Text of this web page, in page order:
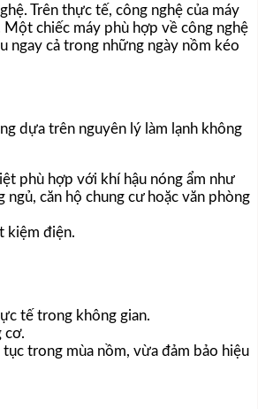
Trên thực tế, công nghệ của máy
chiếc máy phù hợp về công nghệ
ngay cả trong những ngày nồm kéo
dựa trên nguyên lý làm lạnh không
phù hợp với khí hậu nóng ẩm như
căn hộ chung cư hoặc văn phòng
kiệm điện.
tế trong không gian.
cơ.
trong mùa nồm, vừa đảm bảo hiệu